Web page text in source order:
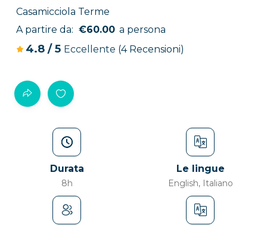
Casamicciola Terme
A partire da: €60.00 a persona
4.8 /5 Eccellente (4 Recensioni)
Durata
8h
Le lingue
English, Italiano